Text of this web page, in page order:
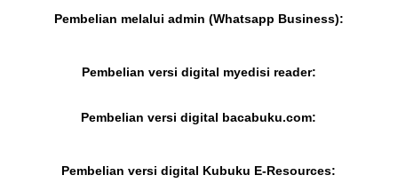
Pembelian melalui admin (Whatsapp Business):
Pembelian versi digital myedisi reader:
Pembelian versi digital bacabuku.com:
Pembelian versi digital Kubuku E-Resources: